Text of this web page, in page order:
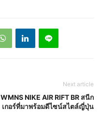
Next article
WMNS NIKE AIR RIFT BR สนีก
เกอร์ที่มาพร้อมดีไซน์สไตล์ญี่ปุ่น